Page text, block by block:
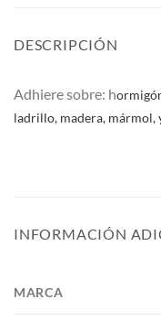
DESCRIPCIÓN
Adhiere sobre: h
ladrillo, madera,
INFORMACIÓN
MARCA